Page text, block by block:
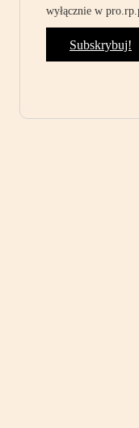
wyłącznie w
Subskrybuj!